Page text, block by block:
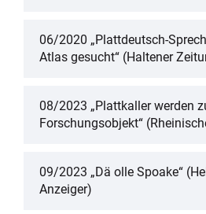
06/2020 „Plattdeutsch-
Atlas gesucht“ (Haltener
08/2023 „Plattkaller werden
Forschungsobjekt“
09/2023 „Dä olle Spoake“
Anzeiger)